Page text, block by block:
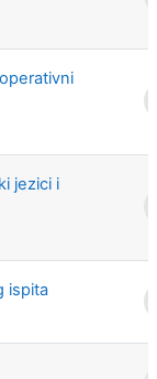
jezici i
ispita